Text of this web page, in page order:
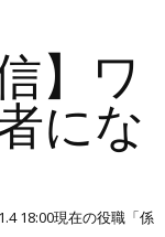
】ワ
にな
18:00現在の役職「係